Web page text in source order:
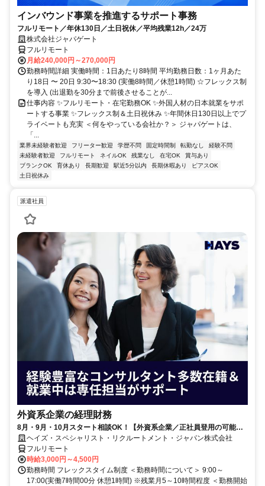
インバウンド事業を推進するサポート事務
フルリモート／年休130日／土日祝休／平均残業12h／24万
株式会社ジャパゲート
フルリモート
月給240,000円～270,000円
勤務時間詳細 実働時間：1日あたり8時間 平均勤務日数：1ヶ月あた
り18日 〜 20日 9:30〜18:30 (実働8時間／休憩1時間) ☆フレックス制
を導入 (出退勤を30分まで前後させることが...
仕事内容 ✨フルリモート・在宅勤務OK ✨外国人材の日本就業をサポ
ートする事業 ✨フレックス制＆土日祝休み ✨年間休日130日以上でプ
ライベートも充実 ＜何をやっている会社か？＞ ジャパゲートは、
「...
業界未経験者歓迎 フリーター歓迎 学歴不問 固定時間制 転勤なし
経験不問
未経験者歓迎
フルリモート ネイルOK 残業なし 在宅OK
賞与あり
ブランクOK
育休あり 長期歓迎 駅近5分以内 長期休暇あり
ピアスOK
土日祝休み
派遣社員
外資系企業の経理財務
8月・9月・10月スタート相談OK！【外資系企業／正社員登用の可能性
大／700万～800万／リモート勤務OK】経理財務
ヘイズ・スペシャリスト・リクルートメント・ジャパン株式会社
フルリモート
時給3,000円～4,500円
勤務時間 フレックスタイム制度 ＜勤務時間について＞ 9:00～
17:00(実働7時間00分 休憩1時間) ※残業月5～10時間程度 ＜勤務開始